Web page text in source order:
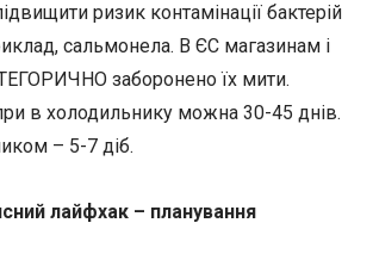
ризик контамінації бактерій
сальмонела. В ЄС магазинам і
заборонено їх мити.
в холодильнику можна 30-45 днів.
– 5-7 діб.
лайфхак – планування